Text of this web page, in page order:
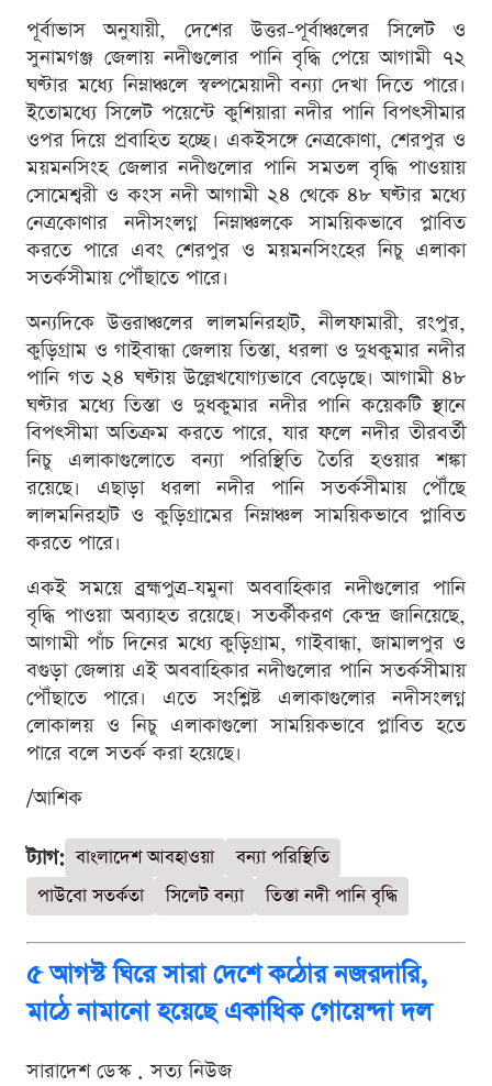
পূর্বাভাস অনুযায়ী, দেশের উত্তর-পূর্বাঞ্চলের সিলেট ও
সুনামগঞ্জ জেলায় নদীগুলোর পানি বৃদ্ধি পেয়ে আগামী ৭২
ঘণ্টার মধ্যে নিম্নাঞ্চলে স্বল্পমেয়াদী বন্যা দেখা দিতে পারে।
ইতোমধ্যে সিলেট পয়েন্টে কুশিয়ারা নদীর পানি বিপৎসীমার
ওপর দিয়ে প্রবাহিত হচ্ছে। একইসঙ্গে নেত্রকোণা, শেরপুর ও
ময়মনসিংহ জেলার নদীগুলোর পানি সমতল বৃদ্ধি পাওয়ায়
সোমেশ্বরী ও কংস নদী আগামী ২৪ থেকে ৪৮ ঘণ্টার মধ্যে
নেত্রকোণার নদীসংলগ্ন নিম্নাঞ্চলকে সাময়িকভাবে প্লাবিত
করতে পারে এবং শেরপুর ও ময়মনসিংহের নিচু এলাকা
সতর্কসীমায় পৌঁছাতে পারে।
অন্যদিকে উত্তরাঞ্চলের লালমনিরহাট, নীলফামারী, রংপুর,
কুড়িগ্রাম ও গাইবান্ধা জেলায় তিস্তা, ধরলা ও দুধকুমার নদীর
পানি গত ২৪ ঘণ্টায় উল্লেখযোগ্যভাবে বেড়েছে। আগামী ৪৮
ঘণ্টার মধ্যে তিস্তা ও দুধকুমার নদীর পানি কয়েকটি স্থানে
বিপৎসীমা অতিক্রম করতে পারে, যার ফলে নদীর তীরবর্তী
নিচু এলাকাগুলোতে বন্যা পরিস্থিতি তৈরি হওয়ার শঙ্কা
রয়েছে। এছাড়া ধরলা নদীর পানি সতর্কসীমায় পৌঁছে
লালমনিরহাট ও কুড়িগ্রামের নিম্নাঞ্চল সাময়িকভাবে প্লাবিত
করতে পারে।
একই সময়ে ব্রহ্মপুত্র-যমুনা অববাহিকার নদীগুলোর পানি
বৃদ্ধি পাওয়া অব্যাহত রয়েছে। সতর্কীকরণ কেন্দ্র জানিয়েছে,
আগামী পাঁচ দিনের মধ্যে কুড়িগ্রাম, গাইবান্ধা, জামালপুর ও
বগুড়া জেলায় এই অববাহিকার নদীগুলোর পানি সতর্কসীমায়
পৌঁছাতে পারে। এতে সংশ্লিষ্ট এলাকাগুলোর নদীসংলগ্ন
লোকালয় ও নিচু এলাকাগুলো সাময়িকভাবে প্লাবিত হতে
পারে বলে সতর্ক করা হয়েছে।
/আশিক
ট্যাগ: বাংলাদেশ আবহাওয়া
বন্যা পরিস্থিতি
পাউবো সতর্কতা
সিলেট বন্যা তিস্তা নদী পানি বৃদ্ধি
৫ আগস্ট ঘিরে সারা দেশে কঠোর নজরদারি,
মাঠে নামানো হয়েছে একাধিক গোয়েন্দা দল
সারাদেশ ডেস্ক . সত্য নিউজ